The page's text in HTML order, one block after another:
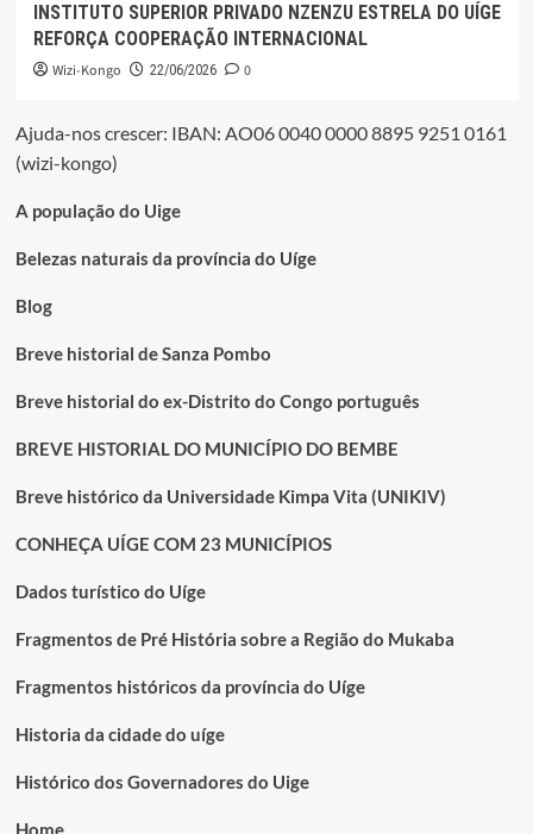
INSTITUTO SUPERIOR PRIVADO NZENZU ESTRELA DO UÍGE
REFORÇA COOPERAÇÃO INTERNACIONAL
Wizi-Kongo 22/06/2026 0
Ajuda-nos crescer: IBAN: AO06 0040 0000 8895 9251 0161
(wizi-kongo)
A população do Uige
Belezas naturais da província do Uíge
Blog
Breve historial de Sanza Pombo
Breve historial do ex-Distrito do Congo português
BREVE HISTORIAL DO MUNICÍPIO DO BEMBE
Breve histórico da Universidade Kimpa Vita (UNIKIV)
CONHEÇA UÍGE COM 23 MUNICÍPIOS
Dados turístico do Uíge
Fragmentos de Pré História sobre a Região do Mukaba
Fragmentos históricos da província do Uíge
Historia da cidade do uíge
Histórico dos Governadores do Uige
Home